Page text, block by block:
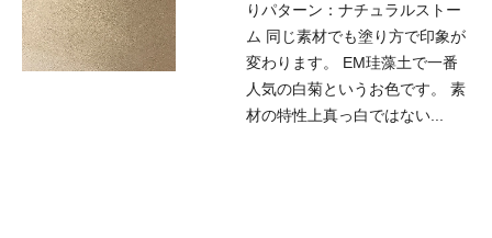
りパターン：ナチュラルストー
ム 同じ素材でも塗り方で印象が
変わります。 EM珪藻土で一番
人気の白菊というお色です。 素
材の特性上真っ白ではない...